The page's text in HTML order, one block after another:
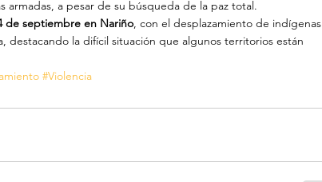
a pesar de su búsqueda de la paz total.
de septiembre en Nariño, con el desplazamiento de indígenas
destacando la difícil situación que algunos territorios están
#Violencia